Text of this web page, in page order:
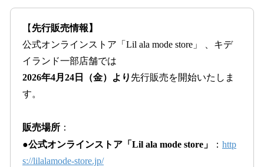
【先行販売情報】
公式オンラインストア「Lil ala mode store」 、キデ
イランド一部店舗では
2026年4月24日（金）より 先行販売を開始いたしま
す。
販売場所 ：
●公式オンラインストア「Lil ala mode store」
： http
s://lilalamode-store.jp/